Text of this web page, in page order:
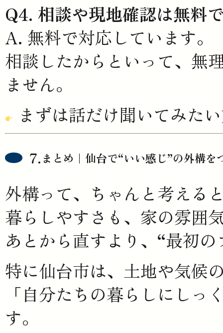
Q4. 相談や現地確認は無料
A. 無料で対応しています。
相談したからといって、無
ません。
まずは話だけ聞いてみた
まとめ｜仙台で“いい感じ”の外構を
外構って、ちゃんと考える
暮らしやすさも、家の雰囲
あとから直すより、“最初
特に仙台市は、土地や気候
「自分たちの暮らしにし
す。